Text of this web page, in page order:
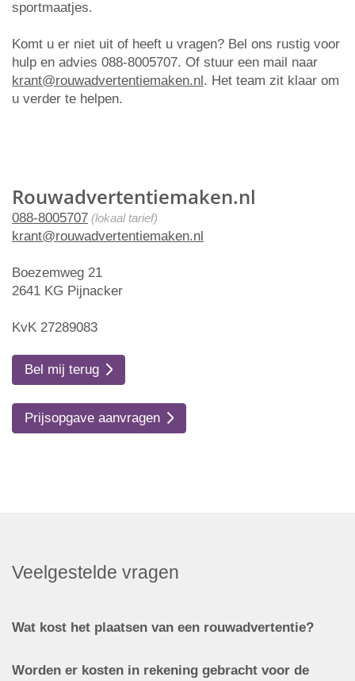
Rouwadvertentiemaken.nl
088-8005707 (lokaal tarief)
krant@rouwadvertentiemaken.nl
Boezemweg 21
2641 KG Pijnacker
KvK 27289083
Bel mij terug
Prijsopgave aanvragen
sportmaatjes.
Komt u er niet uit of heeft u vragen? Bel ons rustig voor
hulp en advies 088-8005707. Of stuur een mail naar
krant@rouwadvertentiemaken.nl. Het team zit klaar om
u verder te helpen.
Veelgestelde vragen
Wat kost het plaatsen van een rouwadvertentie?
Worden er kosten in rekening gebracht voor de